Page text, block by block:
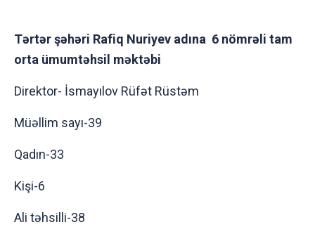
Tərtər şəhəri Rafiq Nuriyev adına 6 nömrəli tam
orta ümumtəhsil məktəbi
Direktor- İsmayılov Rüfət Rüstəm
Müəllim sayı-39
Qadın-33
Kişi-6
Ali təhsilli-38